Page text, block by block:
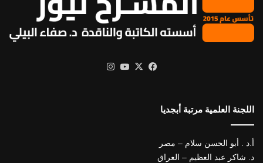
فيسبوك
X يوتيوب
اللجنة العلمية مرتبة أبجديا
أ.د . أبو الحسن سلام – مصر
د. شاكر عبد العظيم – العراق